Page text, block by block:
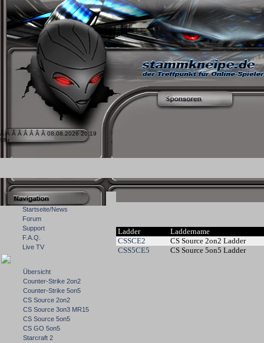
Â Â Â Â Â Â Â Â 08.08.2026 20:19
Uhr
Startseite/News
Forum
Support
F.A.Q.
Live TV
Übersicht
Counter-Strike 2on2
Counter-Strike 5on5
CS Source 2on2
CS Source 3on3 MR15
CS Source 5on5
CS GO 5on5
Starcraft 2
Ladder
Laddername
CSSCE2
CS Source 2on2 Ladder
CSS5CE5
CS Source 5on5 Ladder